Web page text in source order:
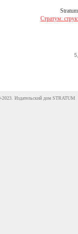
Стратум:
Издательский дом STRATUM